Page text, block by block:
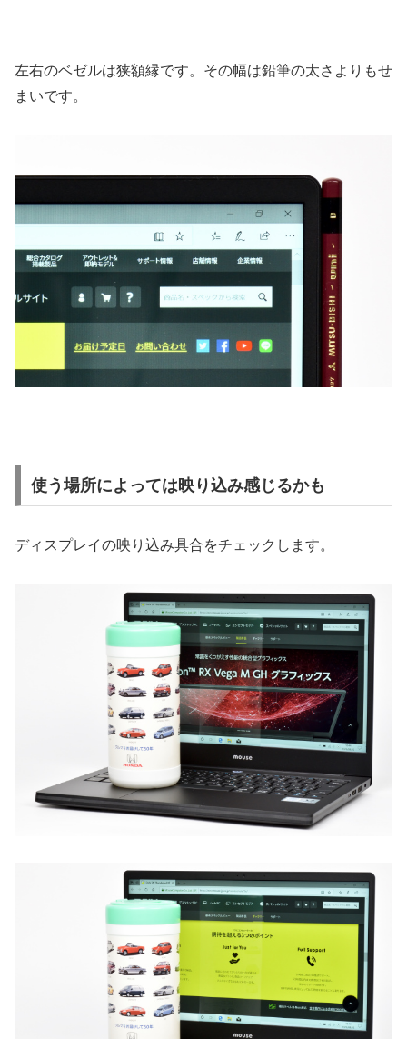
左右のベゼルは狭額縁です。その幅は鉛筆の太さよりもせ
まいです。
使う場所によっては映り込み感じるかも
ディスプレイの映り込み具合をチェックします。